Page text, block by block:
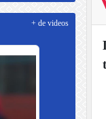
+ de videos